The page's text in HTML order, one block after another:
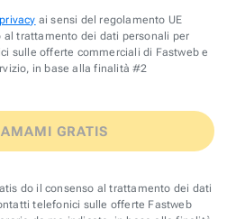
ai sensi del regolamento UE
al trattamento dei dati personali per
sulle offerte commerciali di Fastweb e
in base alla finalità #2
GRATIS
do il consenso al trattamento dei dati
telefonici sulle offerte Fastweb